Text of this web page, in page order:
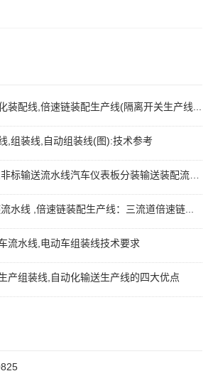
装配线,倍速链装配生产线(隔离开关生产线...
,组装线,自动组装线(图):技术参考
水线 ,倍速链装配生产线：三流道倍速链...
流水线,电动车组装线技术要求
产组装线,自动化输送生产线的四大优点